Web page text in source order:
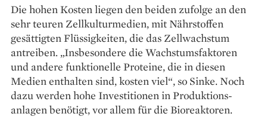
Die hohen Kosten liegen den beiden zufolge an den
sehr teuren Zellkultur­medien, mit Nährstoffen
gesättigten Flüssig­keiten, die das Zellwachstum
antreiben. „Ins­­besondere die Wachstumsfaktoren
und andere funktionelle Proteine, die in diesen
Medien enthalten sind, kosten viel“, so Sinke. Noch
dazu werden hohe Investitionen in Produktions­­
anlagen benötigt, vor allem für die Bioreaktoren.